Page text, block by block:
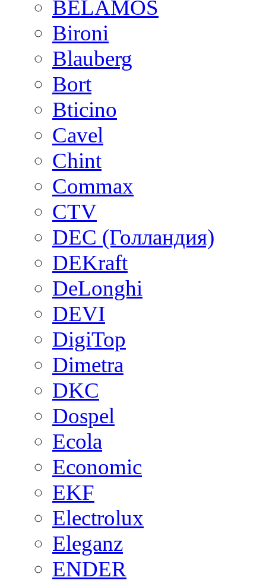
BELAMOS
Bironi
Blauberg
Bort
Bticino
Cavel
Chint
Commax
CTV
DEC (Голландия)
DEKraft
DeLonghi
DEVI
DigiTop
Dimetra
DKC
Dospel
Ecola
Economic
EKF
Electrolux
Eleganz
ENDER